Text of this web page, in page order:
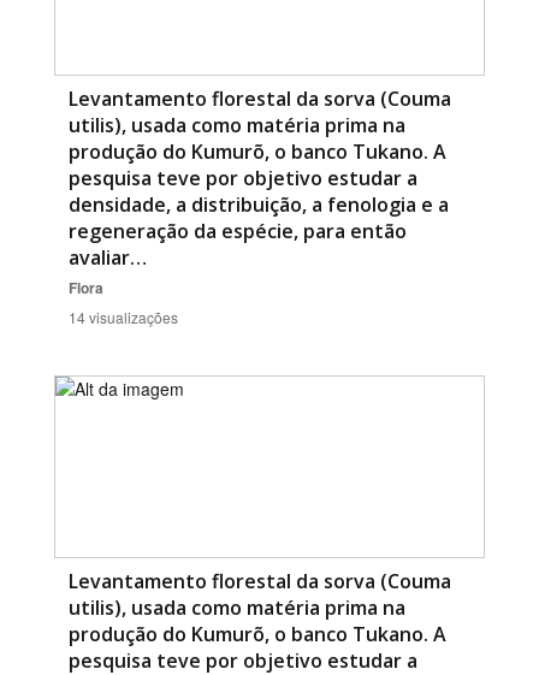
Levantamento florestal da sorva (Couma
utilis), usada como matéria prima na
produção do Kumurõ, o banco Tukano. A
pesquisa teve por objetivo estudar a
densidade, a distribuição, a fenologia e a
regeneração da espécie, para então
avaliar…
Flora
14 visualizações
Levantamento florestal da sorva (Couma
utilis), usada como matéria prima na
produção do Kumurõ, o banco Tukano. A
pesquisa teve por objetivo estudar a